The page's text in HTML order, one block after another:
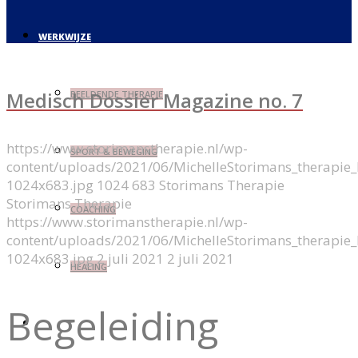
WERKWIJZE
BEELDENDE THERAPIE
SPORT & BEWEGING
COACHING
HEALING
AD(H)D & HSP
Medisch Dossier Magazine no. 7
https://www.storimanstherapie.nl/wp-
content/uploads/2021/06/
1024x683.jpg 1024 683 Storimans Therapie
Storimans Therapie
https://www.storimanstherapie.nl/wp-
content/uploads/2021/06/
1024x683.jpg2 juli 2021 2 juli 2021
Begeleiding